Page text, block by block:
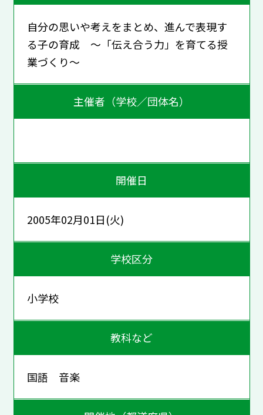
自分の思いや考えをまとめ、進んで表現す
る子の育成 ～「伝え合う力」を育てる授
業づくり～
主催者（学校／団体名）
開催日
2005年02月01日(火)
学校区分
小学校
教科など
国語 音楽